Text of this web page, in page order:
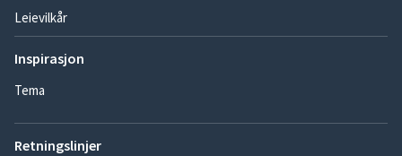
Leievilkår
Inspirasjon
Tema
Retningslinjer